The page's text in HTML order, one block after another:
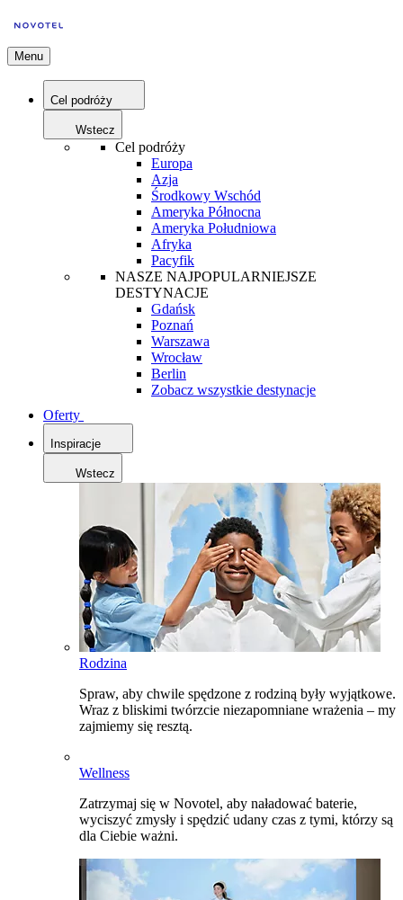
Menu
Cel podróży
Wstecz
Cel podróży
Europa
Azja
Środkowy Wschód
Ameryka Północna
Ameryka Południowa
Afryka
Pacyfik
NASZE NAJPOPULARNIEJSZE
DESTYNACJE
Gdańsk
Poznań
Warszawa
Wrocław
Berlin
Zobacz wszystkie destynacje
Oferty
Inspiracje
Wstecz
Rodzina
Spraw, aby chwile spędzone z rodziną były wyjątkowe.
Wraz z bliskimi twórzcie niezapomniane wrażenia – my
zajmiemy się resztą.
Wellness
Zatrzymaj się w Novotel, aby naładować baterie,
wyciszyć zmysły i spędzić udany czas z tymi, którzy są
dla Ciebie ważni.